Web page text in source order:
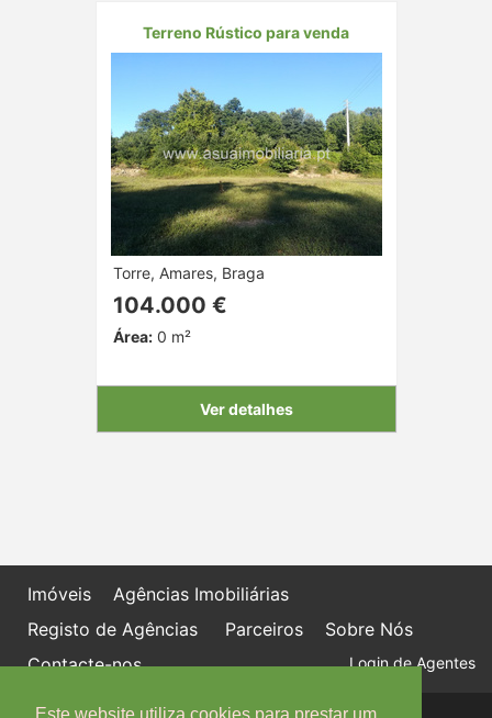
Terreno Rústico para venda
Torre, Amares, Braga
104.000 €
Área:0 m²
Ver detalhes
Imóveis
Agências Imobiliárias
Registo de Agências
Parceiros
Sobre Nós
Contacte-nos
Login de Agentes
Política de proteção de dados